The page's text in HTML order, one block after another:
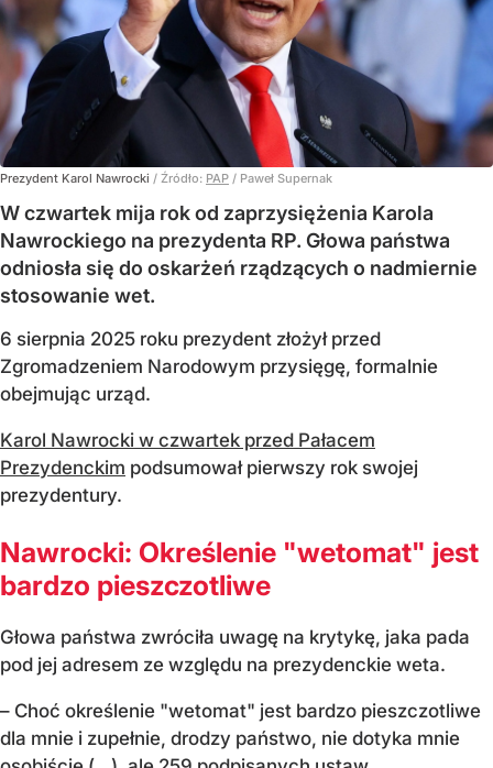
Prezydent Karol Nawrocki / Źródło: PAP / Paweł Supernak
W czwartek mija rok od zaprzysiężenia Karola
Nawrockiego na prezydenta RP. Głowa państwa
odniosła się do oskarżeń rządzących o nadmiernie
stosowanie wet.
6 sierpnia 2025 roku prezydent złożył przed
Zgromadzeniem Narodowym przysięgę, formalnie
obejmując urząd.
Karol Nawrocki w czwartek przed Pałacem
Prezydenckim podsumował pierwszy rok swojej
prezydentury.
Nawrocki: Określenie "wetomat" jest
bardzo pieszczotliwe
Głowa państwa zwróciła uwagę na krytykę, jaka pada
pod jej adresem ze względu na prezydenckie weta.
– Choć określenie "wetomat" jest bardzo pieszczotliwe
dla mnie i zupełnie, drodzy państwo, nie dotyka mnie